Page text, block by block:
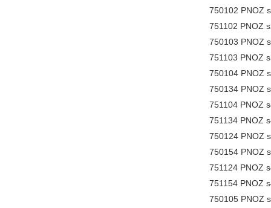
750102 PNOZ
751102 PNOZ
750103 PNOZ
751103 PNOZ
750104 PNOZ
750134 PNOZ
751104 PNOZ
751134 PNOZ
750124 PNOZ
750154 PNOZ
751124 PNOZ
751154 PNOZ
750105 PNOZ